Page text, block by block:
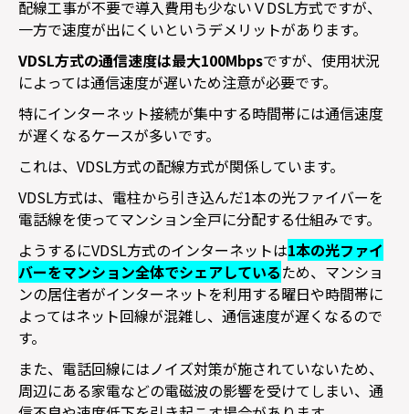
配線工事が不要で導入費用も少ないＶDSL方式ですが、
一方で速度が出にくいというデメリットがあります。
VDSL方式の通信速度は最大100Mbpsですが、使用状況
によっては通信速度が遅いため注意が必要です。
特にインターネット接続が集中する時間帯には通信速度
が遅くなるケースが多いです。
これは、 VDSL方式の配線方式が関係しています。
VDSL方式は、電柱から引き込んだ1本の光ファイバーを
電話線を使ってマンション全戸に分配する仕組みです。
ようするにVDSL方式のインターネットは1本の光ファイ
バーをマンション全体でシェアしているため、マンショ
ンの居住者がインターネットを利用する曜日や時間帯に
よってはネット回線が混雑し、通信速度が遅くなるので
す。
また、電話回線にはノイズ対策が施されていないため、
周辺にある家電などの電磁波の影響を受けてしまい、通